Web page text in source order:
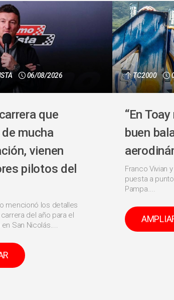
06/08/2026
que
mucha
vienen
pilotos del
mencionó los detalles
del año para el
San Nicolás....
TC2000
“En
buen
Franco Vivian
puesta a
Pampa....